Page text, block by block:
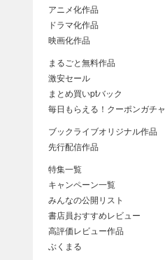
アニメ化作品
ドラマ化作品
映画化作品
まるごと無料作品
激安セール
まとめ買いptバック
毎日もらえる！クーポンガチャ
ブックライブオリジナル作品
先行配信作品
特集一覧
キャンペーン一覧
みんなの公開リスト
書店員おすすめレビュー
高評価レビュー作品
ぶくまる